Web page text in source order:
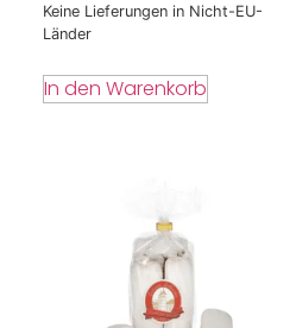
Keine Lieferungen in Nicht-EU-
Länder
In den Warenkorb